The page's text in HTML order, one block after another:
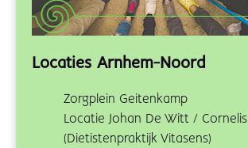
Locaties Arnhem-Noord
Zorgplein Geitenkamp
Locatie Johan De Witt / Cornelis
(Dietistenpraktijk Vitasens)